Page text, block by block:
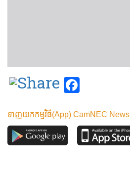
ទាញយកកម្មវិធី(App) CamNEC News